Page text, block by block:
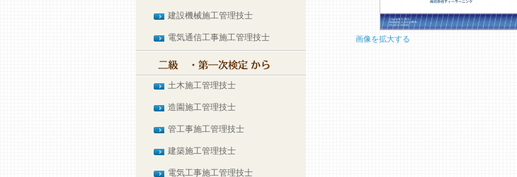
建設機械施工管理技士
電気通信工事施工管理技士
土木施工管理技士
造園施工管理技士
管工事施工管理技士
建築施工管理技士
電気工事施工管理技士
画像を拡大する